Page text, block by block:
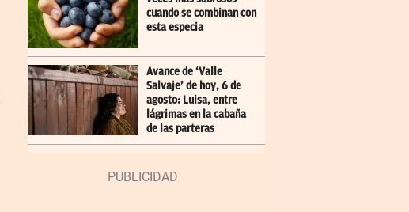
cuando se combinan con
esta especia
Avance de ‘Valle
Salvaje’ de hoy, 6 de
agosto: Luisa, entre
lágrimas en la cabaña
de las parteras